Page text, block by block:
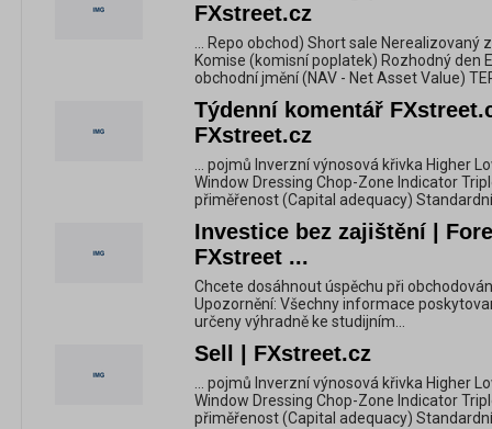
FXstreet.cz
... Repo obchod) Short sale Nerealizovaný
Komise (komisní poplatek) Rozhodný den
obchodní jmění (NAV - Net Asset Value)
Týdenní komentář
FXstreet.cz
... pojmů Inverzní výnosová křivka Higher
Window Dressing Chop-Zone Indicator
přiměřenost (Capital adequacy)
Investice bez zajištění |
FXstreet ...
Chcete dosáhnout úspěchu při
Upozornění: Všechny informace
určeny výhradně ke studijním...
Sell | FXstreet.cz
... pojmů Inverzní výnosová křivka Higher
Window Dressing Chop-Zone Indicator
přiměřenost (Capital adequacy)